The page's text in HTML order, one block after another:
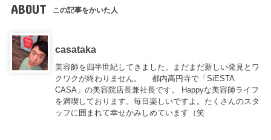
ABOUT この記事をかいた人
casataka
美容師を四半世紀してきました。まだまだ新しい発見とワ
クワクが終わりません。 都内高円寺で「SiESTA
CASA」の美容院店長兼社長です。 Happyな美容師ライフ
を満喫しております。毎日楽しいですよ。たくさんのスタ
ッフに囲まれて幸せかみしめています（笑